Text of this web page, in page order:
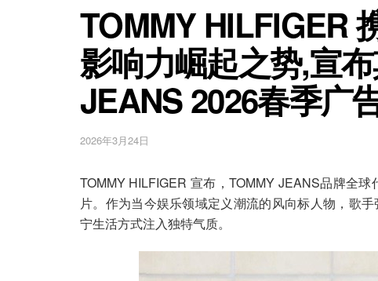
TOMMY HILFIGER
影响力崛起之势,宣
JEANS 2026春季广
2026年3月24日
TOMMY HILFIGER 宣布，TOMMY JEANS品牌全
片。作为当今娱乐领域定义潮流的风向标人物，歌
宁生活方式注入独特气质。